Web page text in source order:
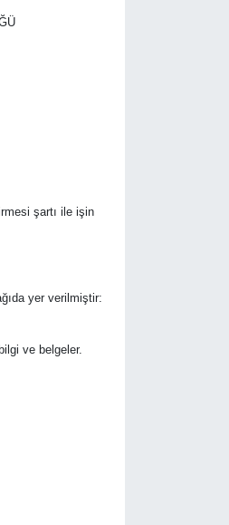
şartı ile işin
yer verilmiştir:
ve belgeler.